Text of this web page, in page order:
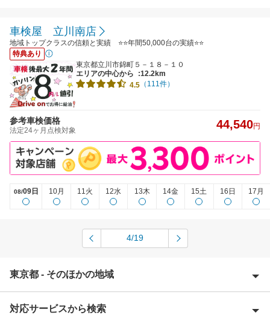
車検屋 立川南店
地域トップクラスの信頼と実績 ⭐⭐年間50,000台の実績⭐⭐
特典あり
東京都立川市錦町５－１８－１０
エリアの中心から
:12.2km
4.5 （111件）
参考車検価格
法定24ヶ月点検対象 44,540円
08/09日 10月 11火 12水 13木 14金 15土 16日 17月
4/19
東京都 - そのほかの地域
昭島市
対応サービスから検索